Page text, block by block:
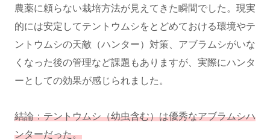
農薬に頼らない栽培方法が見えてきた瞬間でした。現実
的には安定してテントウムシをとどめておける環境やテ
ントウムシの天敵（ハンター）対策、アブラムシがいな
くなった後の管理など課題もありますが、実際にハンタ
ーとしての効果が感じられました。
結論：テントウムシ（幼虫含む）は優秀なアブラムシハ
ンターだった。